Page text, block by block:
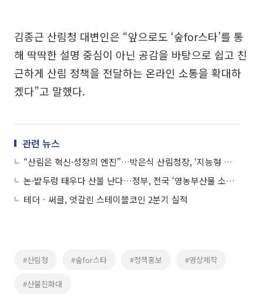
김종근 산림청 대변인은 “앞으로도 ‘숲for스타’를 통
해 딱딱한 설명 중심이 아닌 공감을 바탕으로 쉽고 친
근하게 산림 정책을 전달하는 온라인 소통을 확대하
겠다”고 말했다.
관련 뉴스
“산림은 혁신·성장의 엔진”…박은식 산림청장, ‘지능형 재난대응·K-포레스트’ 선언
논·밭두렁 태우다 산불 난다…정부, 전국 ‘영농부산물 소각 차단’ 총력
테더ㆍ써클, 엇갈린 스테이블코인 2분기 실적
#산림청 #숲for스타 #정책홍보 #영상제작
#산불진화대